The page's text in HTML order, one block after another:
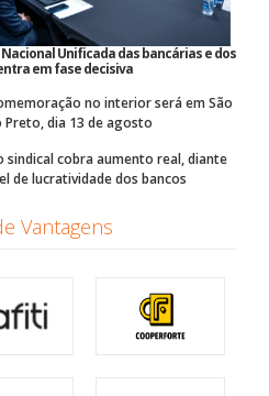
Unificada das bancárias e dos
em fase decisiva
no interior será em São
Preto, dia 13 de agosto
sindical cobra aumento real, diante
de lucratividade dos bancos
Vantagens